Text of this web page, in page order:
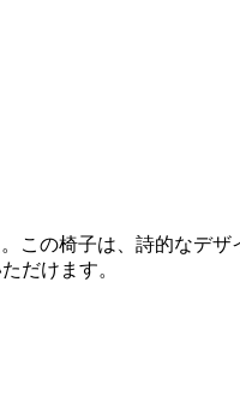
この椅子は、詩的なデ
だけます。